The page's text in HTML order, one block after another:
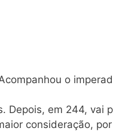
o
Depois, em 244, vai
consideração,